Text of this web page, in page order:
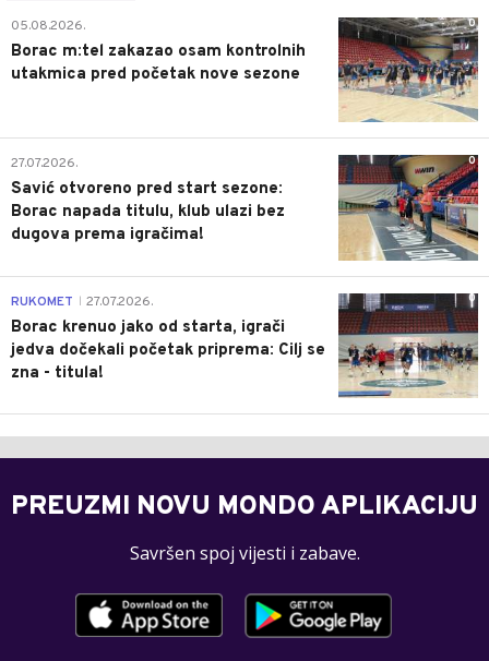
0
05.08.2026.
Borac m:tel zakazao osam kontrolnih
utakmica pred početak nove sezone
0
27.07.2026.
Savić otvoreno pred start sezone:
Borac napada titulu, klub ulazi bez
dugova prema igračima!
0
RUKOMET 27.07.2026.
Borac krenuo jako od starta, igrači
jedva dočekali početak priprema: Cilj se
zna - titula!
PREUZMI NOVU MONDO APLIKACIJU
Savršen spoj vijesti i zabave.